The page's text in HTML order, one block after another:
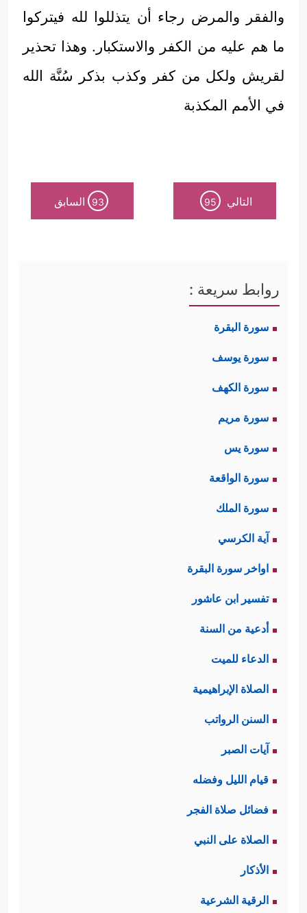
والفقر والمرض رجاء أن يتذللوا لله فيتركوا
ما هم عليه من الكفر والاستكبار. وهذا تحذير
لقريش ولكل من كفر وكذب بذكر سُنَّة الله
في الأمم المكذبة
التالي 95
93 السابق
روابط سريعة :
سورة البقرة
سورة يوسف
سورة الكهف
سورة مريم
سورة يس
سورة الواقعة
سورة الملك
آية الكرسي
اواخر سورة البقرة
تفسير ابن عاشور
أدعية من السنة
الدعاء للميت
الصلاة الإبراهيمية
السنن الرواتب
آيات الصبر
قيام الليل وفضله
فضائل صلاة الفجر
الصلاة على النبي
الأذكار
الرقية الشرعية